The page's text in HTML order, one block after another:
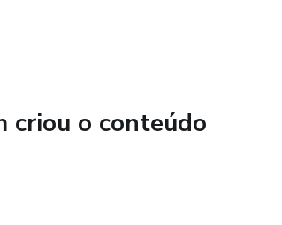
criou o conteúdo